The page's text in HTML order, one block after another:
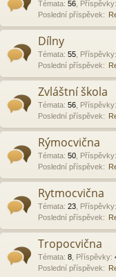
Témata: 56 Příspěvky:
Poslední příspěvek:
Dílny
Témata: 55 Příspěvky:
Poslední příspěvek:
Zvláštní škola
Témata: 56 Příspěvky:
Poslední příspěvek:
Rýmocvična
Témata: 50 Příspěvky:
Poslední příspěvek:
Rytmocvična
Témata: 23 Příspěvky:
Poslední příspěvek:
Tropocvična
Témata: 8 Příspěvky:
Poslední příspěvek: